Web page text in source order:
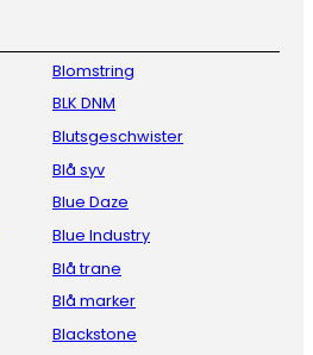
Blomstring
BLK DNM
Blutsgeschwister
Blå syv
Blue Daze
Blue Industry
Blå trane
Blå marker
Blackstone